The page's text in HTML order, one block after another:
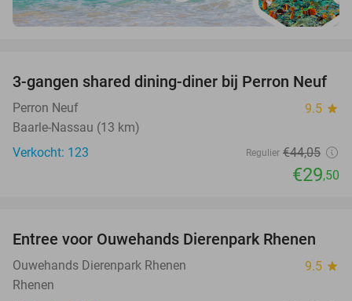
33%
3-gangen shared dining-diner bij Perron Neuf
Perron Neuf 9.5 star
Baarle-Nassau (13 km)
Verkocht: 123
Regulier €44,05
€29,50
19%
Entree voor Ouwehands Dierenpark Rhenen
Ouwehands Dierenpark Rhenen 9.5 star
Rhenen